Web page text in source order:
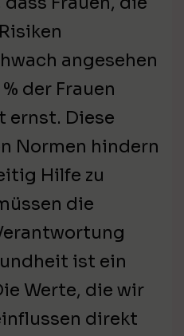
angesehen
der Frauen
ernst. Diese
Normen hindern
Hilfe zu
die
ist ein
Werte, die wir
direkt